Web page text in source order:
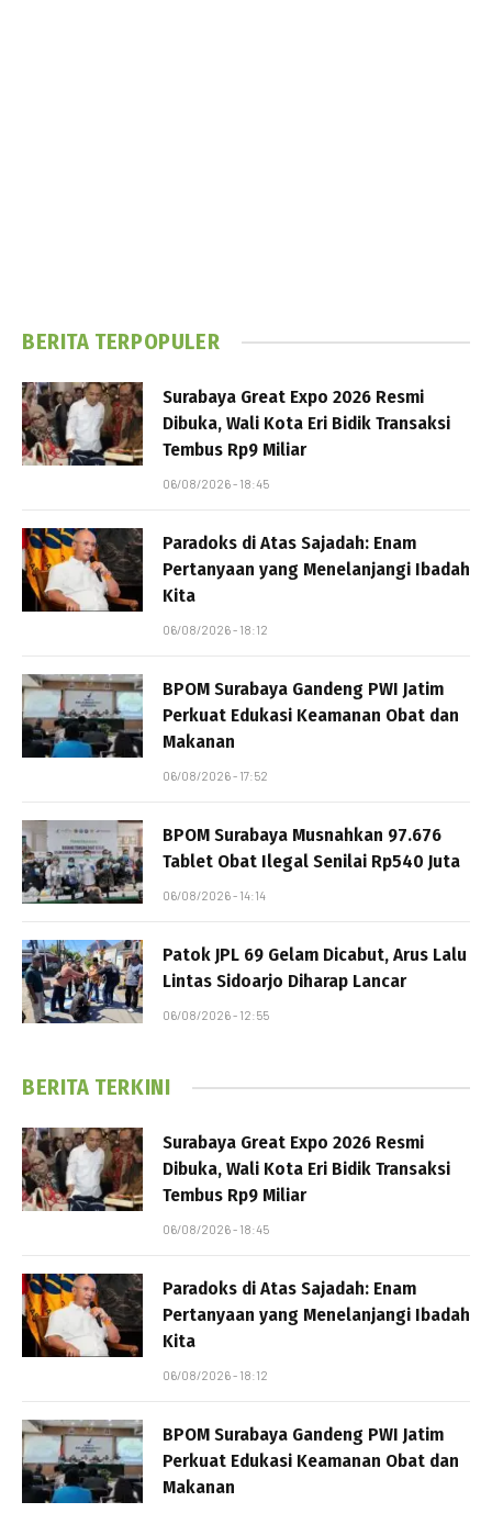
BERITA TERPOPULER
Surabaya Great Expo 2026 Resmi
Dibuka, Wali Kota Eri Bidik Transaksi
Tembus Rp9 Miliar
06/08/2026 - 18:45
Paradoks di Atas Sajadah: Enam
Pertanyaan yang Menelanjangi Ibadah
Kita
06/08/2026 - 18:12
BPOM Surabaya Gandeng PWI Jatim
Perkuat Edukasi Keamanan Obat dan
Makanan
06/08/2026 - 17:52
BPOM Surabaya Musnahkan 97.676
Tablet Obat Ilegal Senilai Rp540 Juta
06/08/2026 - 14:14
Patok JPL 69 Gelam Dicabut, Arus Lalu
Lintas Sidoarjo Diharap Lancar
06/08/2026 - 12:55
BERITA TERKINI
Surabaya Great Expo 2026 Resmi
Dibuka, Wali Kota Eri Bidik Transaksi
Tembus Rp9 Miliar
06/08/2026 - 18:45
Paradoks di Atas Sajadah: Enam
Pertanyaan yang Menelanjangi Ibadah
Kita
06/08/2026 - 18:12
BPOM Surabaya Gandeng PWI Jatim
Perkuat Edukasi Keamanan Obat dan
Makanan